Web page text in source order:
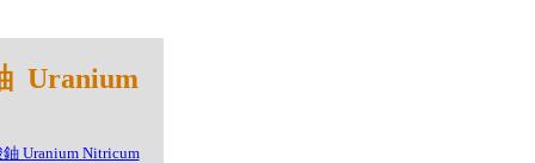
Uranium